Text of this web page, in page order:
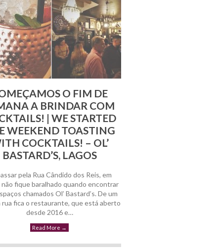
O FIM DE
A BRINDAR COM
| WE STARTED
WEEKEND TOASTING
COCKTAILS! – OL’
BASTARD’S, LAGOS
pela Rua Cândido dos Reis, em
não fique baralhado quando encontrar
chamados Ol’ Bastard’s. De um
rua fica o restaurante, que está aberto
desde 2016 e…
Read More →
11 Abril, 2019